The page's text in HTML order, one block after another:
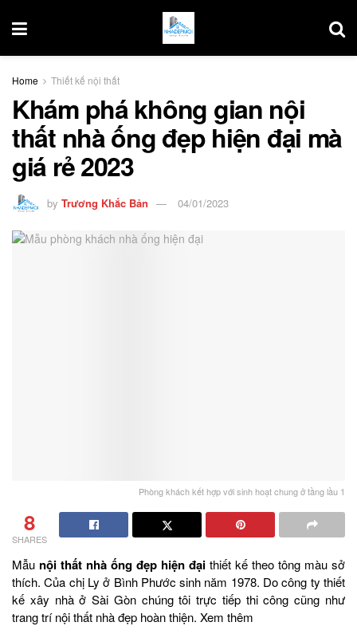
Home Thiết kế nội thất
Khám phá không gian nội
thất nhà ống đẹp hiện đại mà
giá rẻ 2023
by Trương Khắc Bản 04/01/2023
Phòng khách kết hợp với sinh hoạt chung ở tầng lầu 1
8
SHARES
Mẫu nội thất nhà ống đẹp hiện đại thiết kế theo tông màu sở
thích. Của chị Ly ở Bình Phước sinh năm 1978. Do công ty thiết
kế xây nhà ở Sài Gòn chúng tôi trực tiếp thi công cũng như
trang trí nội thất nhà đẹp hoàn thiện. Xem thêm